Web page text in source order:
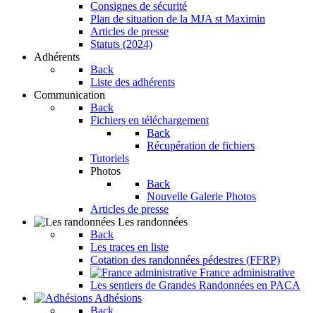
Consignes de sécurité
Plan de situation de la MJA st Maximin
Articles de presse
Statuts (2024)
Adhérents
Back
Liste des adhérents
Communication
Back
Fichiers en téléchargement
Back
Récupération de fichiers
Tutoriels
Photos
Back
Nouvelle Galerie Photos
Articles de presse
Les randonnées
Back
Les traces en liste
Cotation des randonnées pédestres (FFRP)
France administrative
Les sentiers de Grandes Randonnées en PACA
Adhésions
Back